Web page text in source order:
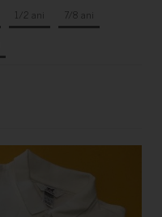
1/2 ani
7/8 ani